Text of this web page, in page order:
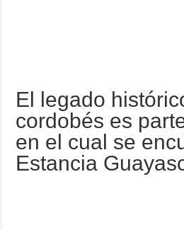
El legado
cordobés es
en el cual se
Estancia